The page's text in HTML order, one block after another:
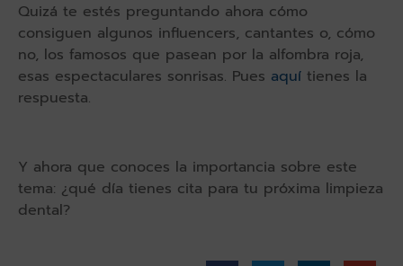
Quizá te estés preguntando ahora cómo
consiguen algunos influencers, cantantes o, cómo
no, los famosos que pasean por la alfombra roja,
esas espectaculares sonrisas. Pues aquí tienes la
respuesta.
Y ahora que conoces la importancia sobre este
tema: ¿qué día tienes cita para tu próxima limpieza
dental?